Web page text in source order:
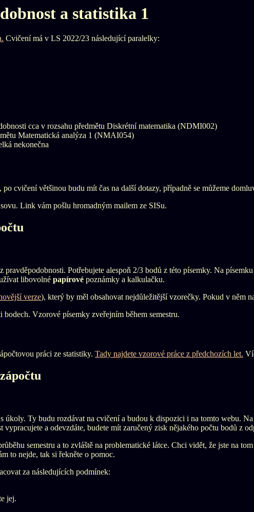
a statistika 1
Cvičení má v LS 2022/23 následující paralelky:
cca v rozsahu předmětu Diskrétní matematika (NDMI002)
Matematická analýza 1 (NMAI054)
nekonečna
cvičení většinou budu mít čas na další dotazy, případně se můžeme
Link vám pošlu hromadným mailem ze SISu.
pravděpodobnosti. Potřebujete alespoň 2/3 bodů z této písemky. Na
libovolné papírové poznámky a kalkulačku.
verze), který by měl obsahovat nejdůležitější vzorečky. Pokud v něm
bodech. Vzorové písemky zveřejním během semestru.
práci ze statistiky. Tady najdete vzorové práce z předchozích let.
úkoly. Ty budu rozdávat na cvičení a budou k dispozici i na tomto webu.
a odevzdáte, budete mít zaručený zisk nějakého počtu bodů z
semestru a to zvláště na problematické látce. Chci vidět, že jste na
to nejde, tak si řekněte o pomoc.
za následujících podmínek:
jej.